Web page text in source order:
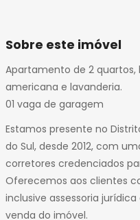
Sobre este imóvel
Apartamento de 2 quartos,
americana e lavanderia.
01 vaga de garagem
Estamos presente no
do Sul, desde 2012, com
corretores credenciados
Oferecemos aos clientes
inclusive assessoria
venda do imóvel.